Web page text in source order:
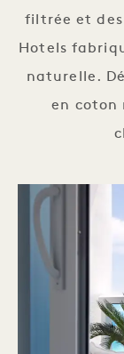
filtrée et des
Hotels
naturelle.
en coton